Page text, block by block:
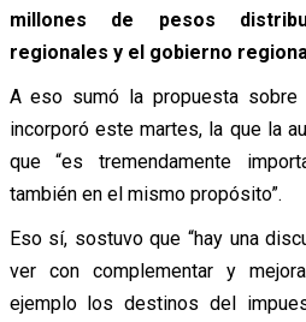
millones de pesos
regionales y el gobierno
A eso sumó la propuesta
incorporó este martes, la que la
que “es tremendamente
también en el mismo propósito”.
Eso sí, sostuvo que “hay una
ver con complementar y
ejemplo los destinos del